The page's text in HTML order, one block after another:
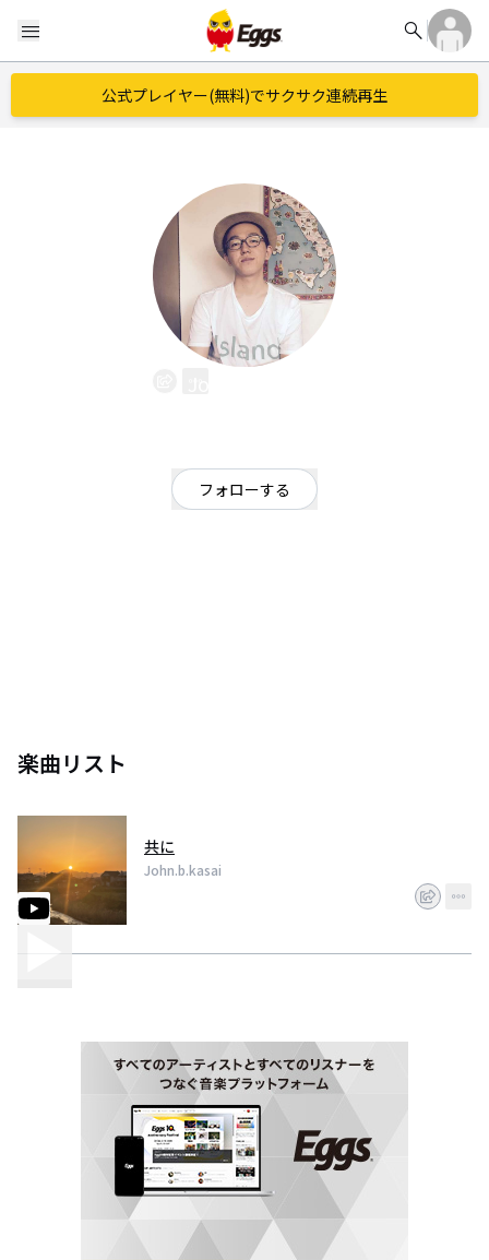
menu search
公式プレイヤー(無料)でサクサク連続再生
フォローする
楽曲リスト
共に
John.b.kasai